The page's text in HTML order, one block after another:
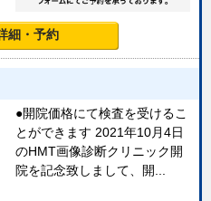
細・予約
●開院価格にて検査を受けるこ
とができます 2021年10月4日
のHMT画像診断クリニック開
院を記念致しまして、開...